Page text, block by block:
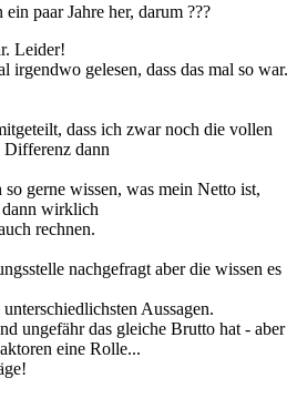
paar Jahre her, darum ???
Leider!
irgendwo gelesen, dass das mal so war.
dass ich zwar noch die vollen
Differenz dann
gerne wissen, was mein Netto ist,
wirklich
rechnen.
nachgefragt aber die wissen es
Aussagen.
ungefähr das gleiche Brutto hat - aber
eine Rolle...